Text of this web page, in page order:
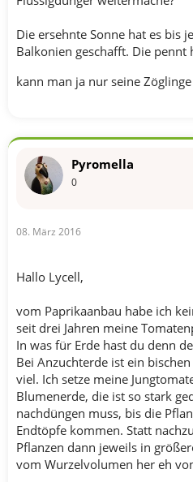
Die ersehnte Sonne hat es bis
Balkonien geschafft. Die
kann man ja nur seine
Pyromella
0
08. März 2016
Hallo Lycell,
vom Paprikaanbau habe ich
seit drei Jahren meine
In was für Erde hast du denn
Bei Anzuchterde ist ein
viel. Ich setze meine
Blumenerde, die ist so stark
nachdüngen muss, bis die
Endtöpfe kommen. Statt
Pflanzen dann jeweils in
vom Wurzelvolumen her eh